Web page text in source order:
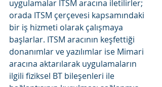
uygulamalar ITSM aracına iletilirler;
orada ITSM çerçevesi kapsamındaki
bir iş hizmeti olarak çalışmaya
başlarlar. ITSM aracının keşfettiği
donanımlar ve yazılımlar ise Mimari
aracına aktarılarak uygulamaların
ilgili fiziksel BT bileşenleri ile